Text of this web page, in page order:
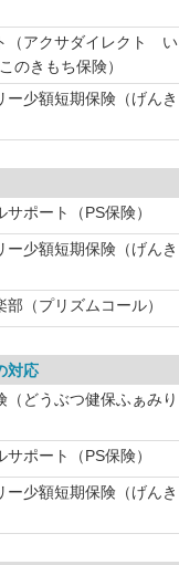
（アクサダイレクト い
きもち保険）
ー少額短期保険（げんき
ポート（PS保険）
ー少額短期保険（げんき
（プリズムコール）
対応
（どうぶつ健保ふぁみり
ポート（PS保険）
ー少額短期保険（げんき